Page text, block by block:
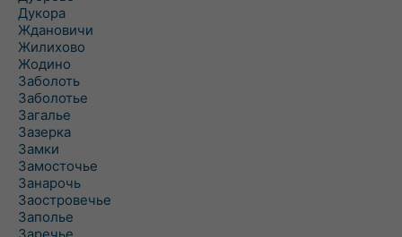
Дукора
Ждановичи
Жилихово
Жодино
Заболоть
Заболотье
Загалье
Зазерка
Замки
Замосточье
Занарочь
Заостровечье
Заполье